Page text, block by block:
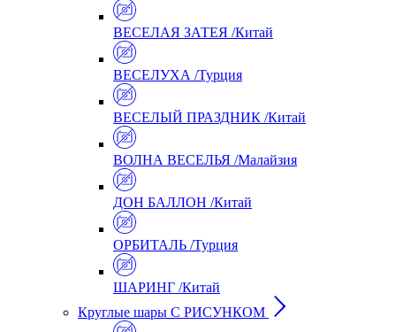
ВЕСЕЛАЯ ЗАТЕЯ /Китай
ВЕСЕЛУХА /Турция
ВЕСЕЛЫЙ ПРАЗДНИК /Китай
ВОЛНА ВЕСЕЛЬЯ /Малайзия
ДОН БАЛЛОН /Китай
ОРБИТАЛЬ /Турция
ШАРИНГ /Китай
Круглые шары С РИСУНКОМ